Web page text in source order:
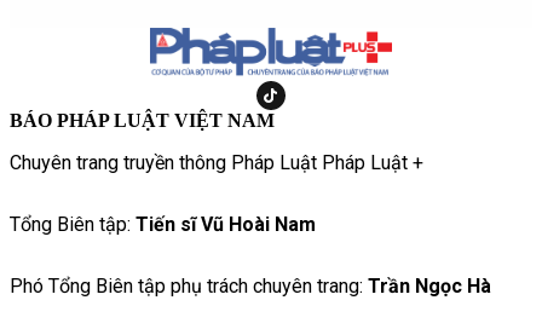
BÁO PHÁP LUẬT VIỆT NAM
Chuyên trang truyền thông Pháp Luật Pháp Luật +
Tổng Biên tập: Tiến sĩ Vũ Hoài Nam
Phó Tổng Biên tập phụ trách chuyên trang: Trần Ngọc Hà